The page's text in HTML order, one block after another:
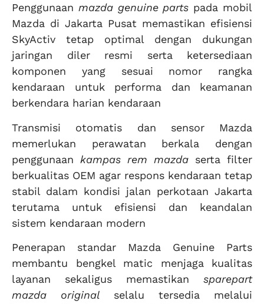
Penggunaan mazda genuine parts pada mobil
Mazda di Jakarta Pusat memastikan efisiensi
SkyActiv tetap optimal dengan dukungan
jaringan diler resmi serta ketersediaan
komponen yang sesuai nomor rangka
kendaraan untuk performa dan keamanan
berkendara harian kendaraan
Transmisi otomatis dan sensor Mazda
memerlukan perawatan berkala dengan
penggunaan kampas rem mazda serta filter
berkualitas OEM agar respons kendaraan tetap
stabil dalam kondisi jalan perkotaan Jakarta
terutama untuk efisiensi dan keandalan
sistem kendaraan modern
Penerapan standar Mazda Genuine Parts
membantu bengkel matic menjaga kualitas
layanan sekaligus memastikan sparepart
mazda original selalu tersedia melalui